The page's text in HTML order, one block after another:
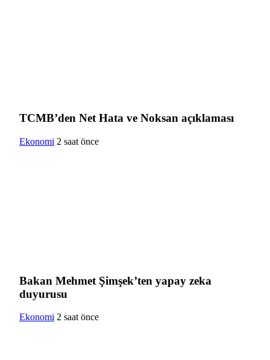
TCMB’den Net Hata ve Noksan açıklaması
Ekonomi 2 saat önce
Bakan Mehmet Şimşek’ten yapay zeka
duyurusu
Ekonomi 2 saat önce